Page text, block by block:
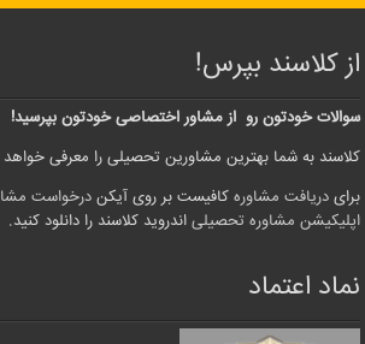
از کلاسند بپرس!
سوالات خودتون رو از مشاور اختصاصی خودتون بپرسید!
کلاسند به شما بهترین مشاورین تحصیلی را معرفی خواهد
برایدریافت مشاوره کافیست بر روی آیکندرخواست
اپلیکیشن مشاوره تحصیلی اندروید کلاسند را دانلود کنید.
نماد اعتماد